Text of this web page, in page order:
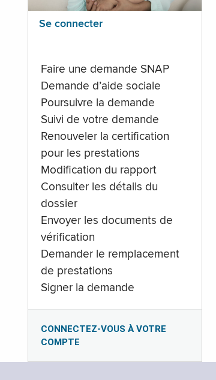
Se connecter
Faire une demande SNAP
Demande d’aide sociale
Poursuivre la demande
Suivi de votre demande
Renouveler la certification
pour les prestations
Modification du rapport
Consulter les détails du
dossier
Envoyer les documents de
vérification
Demander le remplacement
de prestations
Signer la demande
CONNECTEZ-VOUS À VOTRE
COMPTE